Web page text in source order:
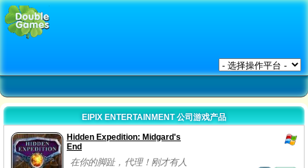
EIPIX ENTERTAINMENT 公司游戏产品
Hidden Expedition: Midgard's
End
在你的脚趾，代理！刚才有人